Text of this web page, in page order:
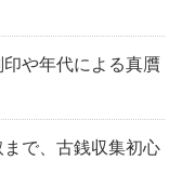
や年代による真贋
で、古銭収集初心